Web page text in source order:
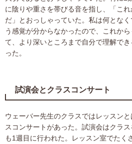
に陰りや重さを帯びる音を指し、「こ
だ」とおっしゃっていた。私は何とな
う感覚が分からなかったので、これか
て、より深いところまで自分で理解で
った。
試演会とクラスコンサート
ウェーバー先生のクラスではレッスン
スコンサートがあった。試演会はクラ
も1週目に行われた。レッスン室でたく